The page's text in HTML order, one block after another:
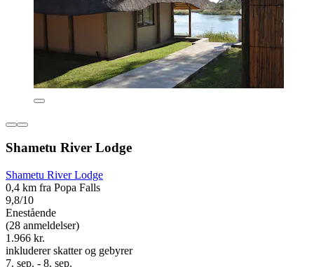
Shametu River Lodge
Shametu River Lodge
0,4 km fra Popa Falls
9,8/10
Enestående
(28 anmeldelser)
1.966 kr.
inkluderer skatter og gebyrer
7. sep. - 8. sep.